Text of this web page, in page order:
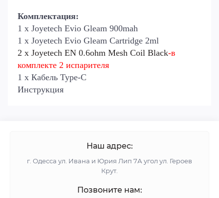
Комплектация:
1 х Joyetech Evio Gleam 900mah
1 х Joyetech Evio Gleam Cartridge 2ml
2 х Joyetech EN 0.6ohm Mesh Coil Black-в
комплекте 2 испарителя
1 х Кабель Type-C
Инструкция
Наш адрес:
г. Одесса ул. Ивана и Юрия Лип 7А угол ул. Героев
Крут.
Позвоните нам: